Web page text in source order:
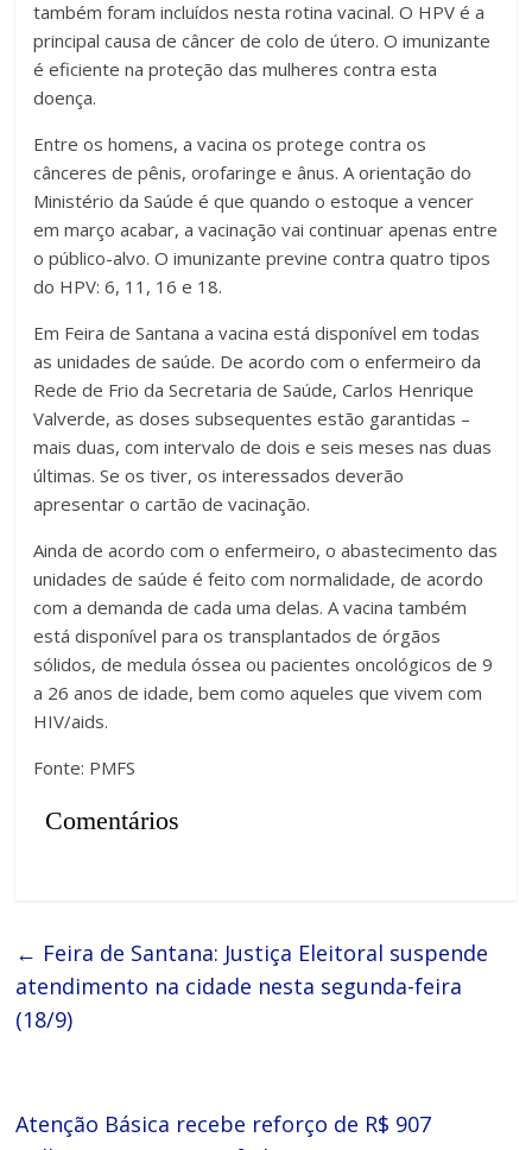
também foram incluídos nesta rotina vacinal. O HPV é a
principal causa de câncer de colo de útero. O imunizante
é eficiente na proteção das mulheres contra esta
doença.
Entre os homens, a vacina os protege contra os
cânceres de pênis, orofaringe e ânus. A orientação do
Ministério da Saúde é que quando o estoque a vencer
em março acabar, a vacinação vai continuar apenas entre
o público-alvo. O imunizante previne contra quatro tipos
do HPV: 6, 11, 16 e 18.
Em Feira de Santana a vacina está disponível em todas
as unidades de saúde. De acordo com o enfermeiro da
Rede de Frio da Secretaria de Saúde, Carlos Henrique
Valverde, as doses subsequentes estão garantidas –
mais duas, com intervalo de dois e seis meses nas duas
últimas. Se os tiver, os interessados deverão
apresentar o cartão de vacinação.
Ainda de acordo com o enfermeiro, o abastecimento das
unidades de saúde é feito com normalidade, de acordo
com a demanda de cada uma delas. A vacina também
está disponível para os transplantados de órgãos
sólidos, de medula óssea ou pacientes oncológicos de 9
a 26 anos de idade, bem como aqueles que vivem com
HIV/aids.
Fonte: PMFS
Comentários
← Feira de Santana: Justiça Eleitoral suspende
atendimento na cidade nesta segunda-feira
(18/9)
Atenção Básica recebe reforço de R$ 907